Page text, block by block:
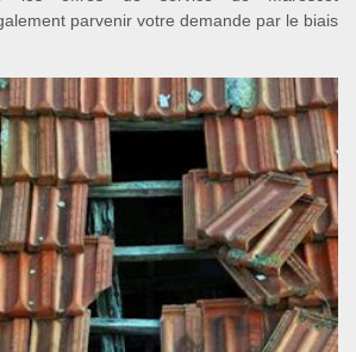
parvenir votre demande par le biais